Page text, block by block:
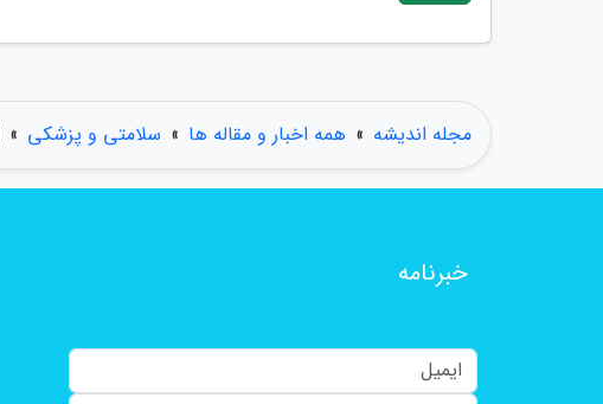
مجله اندیشه » همه اخبار و مقاله ها » سلامتی و پزشکی »
خبرنامه